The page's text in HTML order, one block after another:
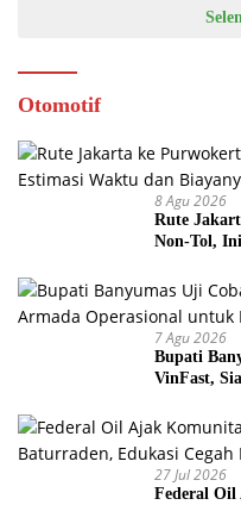
Otomotif
8 Agu 2026
Rute
Non-Tol,
7 Agu 2026
Bupati
VinFast,
27 Jul 2026
Federal